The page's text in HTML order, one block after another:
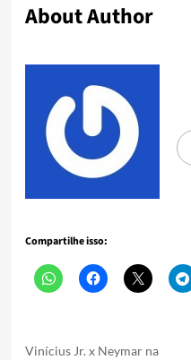
About Author
Compartilhe isso:
Vinícius Jr. x Neymar na